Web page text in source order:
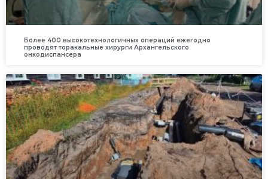
Более 400 высокотехнологичных операций ежегодно
проводят торакальные хирурги Архангельского
онкодиспансера